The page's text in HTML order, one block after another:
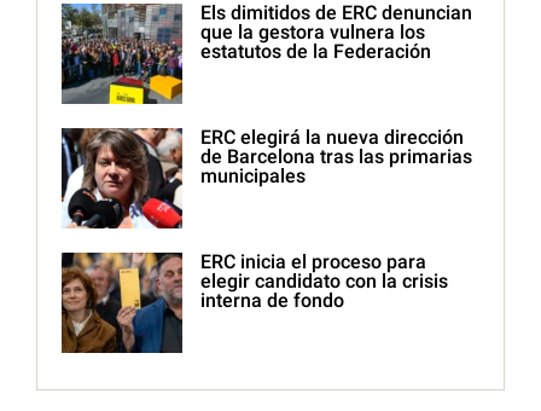
Els dimitidos de ERC denuncian
que la gestora vulnera los
estatutos de la Federación
ERC elegirá la nueva dirección
de Barcelona tras las primarias
municipales
ERC inicia el proceso para
elegir candidato con la crisis
interna de fondo